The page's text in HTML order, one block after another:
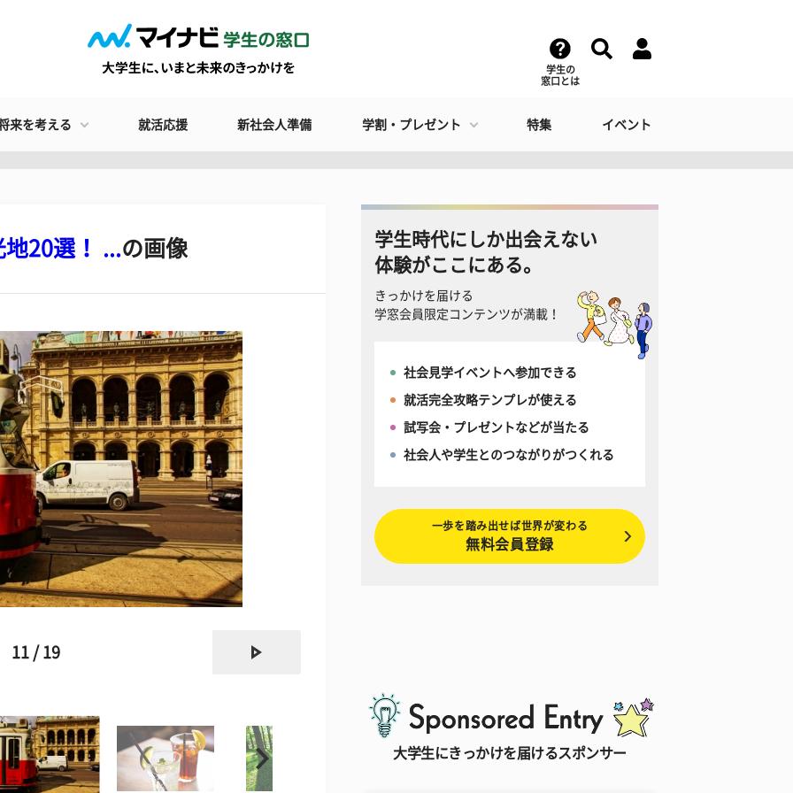
学生の
窓口とは
来を考える 就活応援 新社会人準備 学割・プレゼント 特集 イベント
20選！ ...の画像
11 / 19
学生時代にしか出会えない
体験がここにある。
きっかけを届ける
学窓会員限定コンテンツが満載！
社会見学イベントへ参加できる
就活完全攻略テンプレが使える
試写会・プレゼントなどが当たる
社会人や学生とのつながりがつくれる
一歩を踏み出せば世界が変わる
無料会員登録
大学生にきっかけを届けるスポンサー